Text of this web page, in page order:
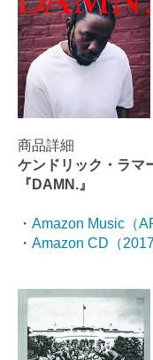
商品詳細
ケンドリック・ラマ
『DAMN.』
・ Amazon Music（
・ Amazon CD（